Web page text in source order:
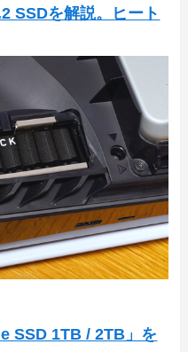
SSDを解説。ヒート
SSD 1TB / 2TB」を